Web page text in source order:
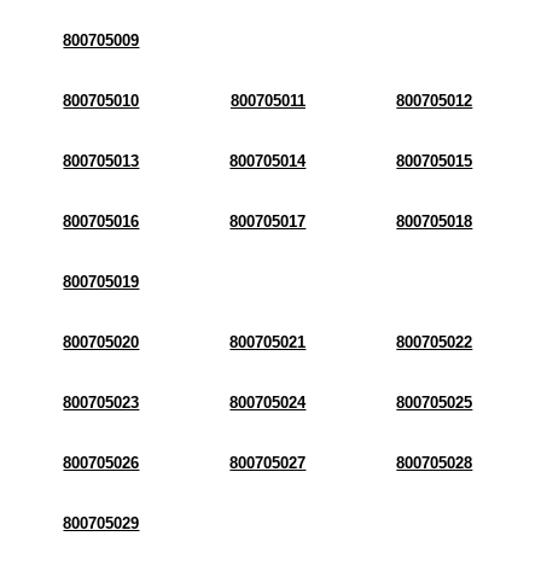
800705009
800705010 800705011 800705012
800705013 800705014 800705015
800705016 800705017 800705018
800705019
800705020 800705021 800705022
800705023 800705024 800705025
800705026 800705027 800705028
800705029